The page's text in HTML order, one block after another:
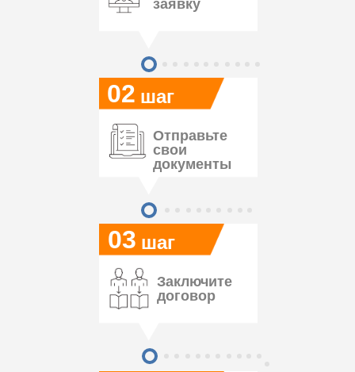
03
02
заявку
шаг
шаг
Отправьте
свои
документы
Заключите
договор